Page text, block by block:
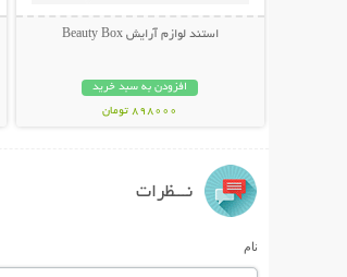
استند لوازم آرایش Beauty Box
افزودن به سبد خرید
898000 تومان
نـــظرات
نام